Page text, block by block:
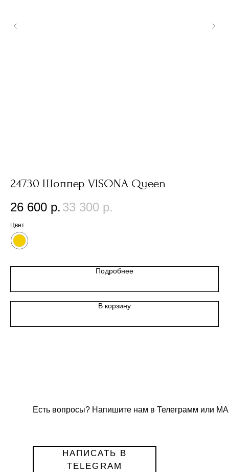
24730 Шоппер VISONA Queen
26 600 р.33 300 р.
Цвет
Подробнее
В корзину
Есть вопросы? Напишите нам в Телеграмм или
НАПИСАТЬ В
TELEGRAM